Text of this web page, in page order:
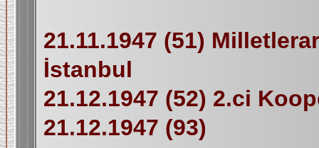
21.11.1947 (51)
İstanbul
21.12.1947 (52) 2.ci
21.12.1947 (93)